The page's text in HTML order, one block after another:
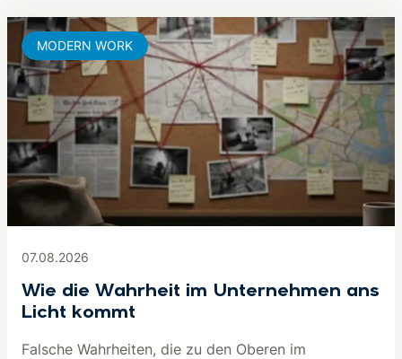
07.08.2026
Wie die Wahrheit im Unternehmen ans
Licht kommt
Falsche Wahrheiten, die zu den Oberen im
MODERN WORK